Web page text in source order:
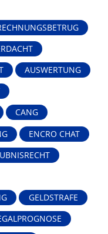
AUSWERTUNG
CANG
ENCRO CHAT
GELDSTRAFE